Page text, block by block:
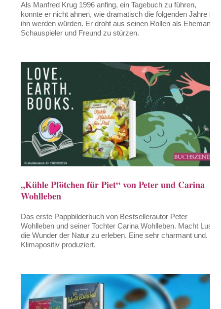
Als Manfred Krug 1996 anfing, ein Tagebuch zu führen,
konnte er nicht ahnen, wie dramatisch die folgenden Jahre für
ihn werden würden. Er droht aus seinen Rollen als Ehemann,
Schauspieler und Freund zu stürzen.
„Kühle Pfötchen für Piet“ von Peter und Carina
Wohlleben
Das erste Pappbilderbuch von Bestsellerautor Peter
Wohlleben und seiner Tochter Carina Wohlleben. Macht Lust,
die Wunder der Natur zu erleben. Eine sehr charmant und.
Klimapositiv produziert.